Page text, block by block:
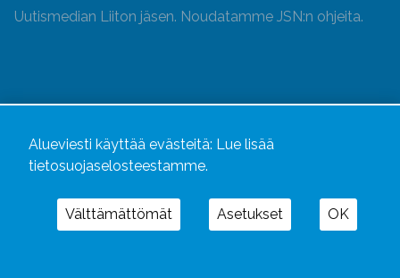
Uutismedian Liiton jäsen. Noudatamme JSN:n ohjeita.
Alueviesti käyttää evästeitä: Lue lisää
tietosuojaselosteestamme.
Välttämättömät Asetukset OK